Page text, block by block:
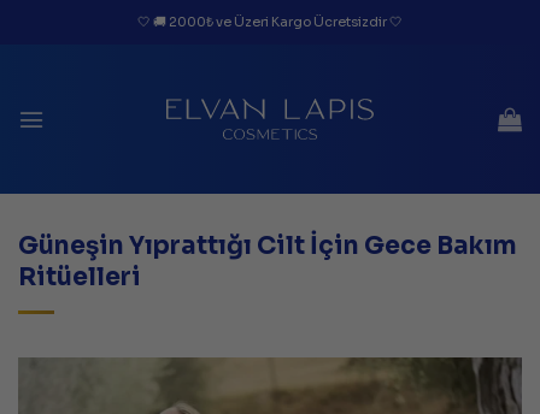
🤍 🚚 2000₺ ve Üzeri Kargo Ücretsizdir 🤍
Güneşin Yıprattığı Cilt İçin Gece Bakım
Ritüelleri